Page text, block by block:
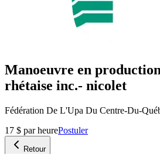
Manoeuvre en
rhétaise inc.- nicolet
Fédération De L'Upa Du Centre-Du-
17 $ par heurePostuler
Retour